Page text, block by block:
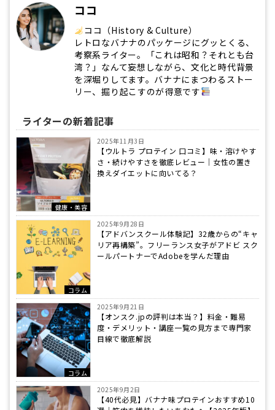
ココ
ココ（History & Culture）
レトロなバナナのパッケージにグッとくる、
考察系ライター。「これは昭和？それとも台
湾？」なんて妄想しながら、文化と時代背景
を深堀りしてます。バナナにまつわるストー
リー、掘り起こすのが得意です
ライターの新着記事
健康・美容
2025年11月3日
【ウルトラ プロテイン 口コミ】味・溶けやす
さ・続けやすさを徹底レビュー｜女性の置き
換えダイエットに向いてる？
コラム
2025年9月28日
【アドバンスクール体験記】32歳からの“キャ
リア再構築”。フリーランス女子がアドビ スク
ールパートナーでAdobeを学んだ理由
コラム
2025年9月21日
【オンスク.jpの評判は本当？】料金・難易
度・デメリット・講座一覧の見方まで専門家
目線で徹底解説
2025年9月2日
【40代必見】バナナ味プロテインおすすめ10